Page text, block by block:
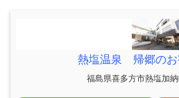
熱塩温泉 帰郷の
福島県喜多方市熱塩加